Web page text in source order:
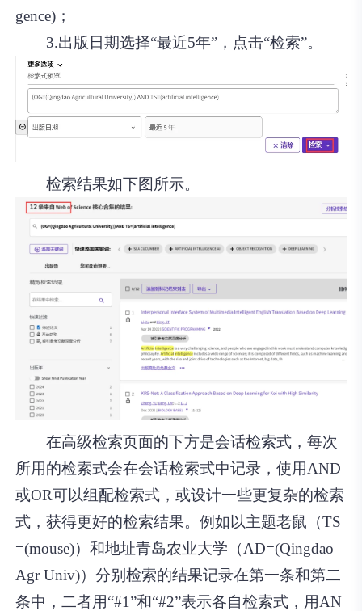
gence)；
3.出版日期选择“最近5年”，点击“检索”。
检索结果如下图所示。
在高级检索页面的下方是会话检索式，每次
所用的检索式会在会话检索式中记录，使用AND
或OR可以组配检索式，或设计一些更复杂的检索
式，获得更好的检索结果。例如以主题老鼠（TS
=(mouse)）和地址青岛农业大学（AD=(Qingdao
Agr Univ)）分别检索的结果记录在第一条和第二
条中，二者用“#1”和“#2”表示各自检索式，用AN